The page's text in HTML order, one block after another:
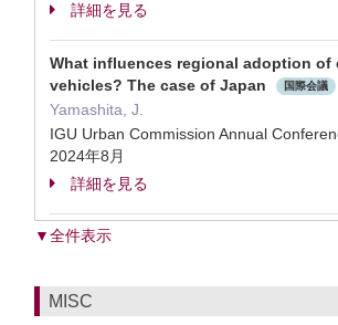
詳細を見る
What influences regional adoption of
vehicles? The case of Japan
国際会議
Yamashita, J.
IGU Urban Commission Annual
2024年8月
詳細を見る
▼全件表示
MISC